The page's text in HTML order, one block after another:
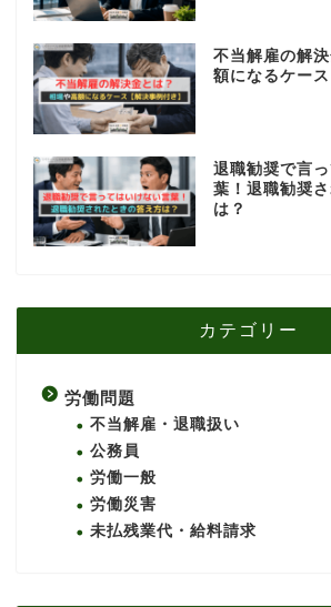
不当解雇の解
額になるケース
退職勧奨で言
葉！退職勧奨
は？
カテゴリー
労働問題
不当解雇・退職扱い
公務員
労働一般
労働災害
未払残業代・給料請求